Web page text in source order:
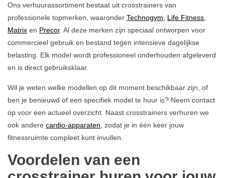
Ons verhuurassortiment bestaat uit crosstrainers van
professionele topmerken, waaronder Technogym Life Fitness
Matrix en Precor. Al deze merken zijn speciaal ontworpen voor
commercieel gebruik en bestand tegen intensieve dagelijkse
belasting. Elk model wordt professioneel onderhouden afgeleverd
en is direct gebruiksklaar.
Wil je weten welke modellen op dit moment beschikbaar zijn, of
ben je benieuwd of een specifiek model te huur is? Neem contact
op voor een actueel overzicht. Naast crosstrainers verhuren we
ook andere cardio-apparaten , zodat je in één keer jouw
fitnessruimte compleet kunt invullen.
Voordelen van een